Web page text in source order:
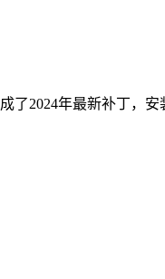
2024年最新补丁，